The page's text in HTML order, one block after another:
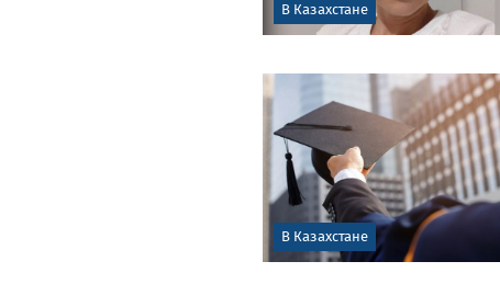
В Казахстане
В Казахстане